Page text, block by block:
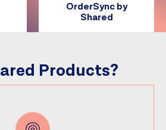
OrderSync by
Shared
Products?